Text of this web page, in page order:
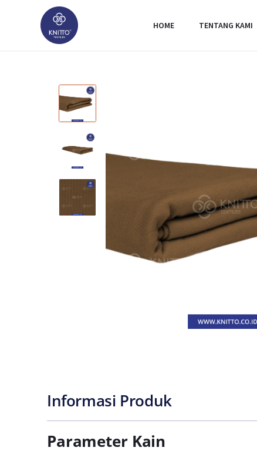
HOME TENTANG KAMI
Informasi Produk
Parameter Kain